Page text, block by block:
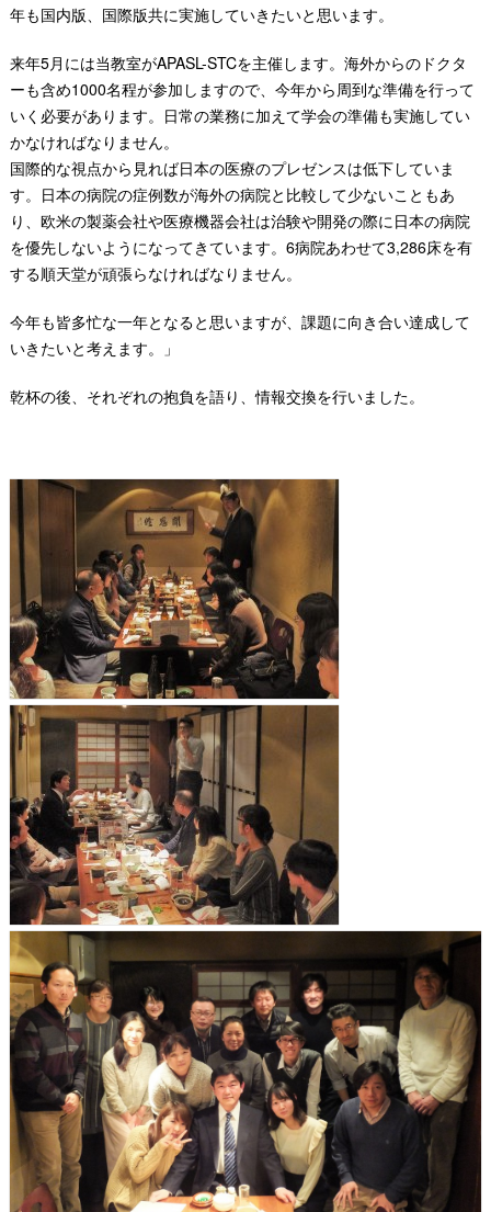
年も国内版、国際版共に実施していきたいと思います。
来年5月には当教室がAPASL-STCを主催します。海外からのドクタ
ーも含め1000名程が参加しますので、今年から周到な準備を行って
いく必要があります。日常の業務に加えて学会の準備も実施してい
かなければなりません。
国際的な視点から見れば日本の医療のプレゼンスは低下していま
す。日本の病院の症例数が海外の病院と比較して少ないこともあ
り、欧米の製薬会社や医療機器会社は治験や開発の際に日本の病院
を優先しないようになってきています。6病院あわせて3,286床を有
する順天堂が頑張らなければなりません。
今年も皆多忙な一年となると思いますが、課題に向き合い達成して
いきたいと考えます。」
乾杯の後、それぞれの抱負を語り、情報交換を行いました。